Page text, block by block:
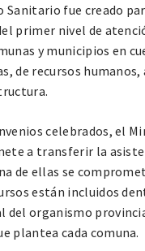
Sanitario fue creado
primer nivel de
y municipios en
de recursos
celebrados, el
a transferir la
de ellas se
están incluidos
del organismo
plantea cada comuna.